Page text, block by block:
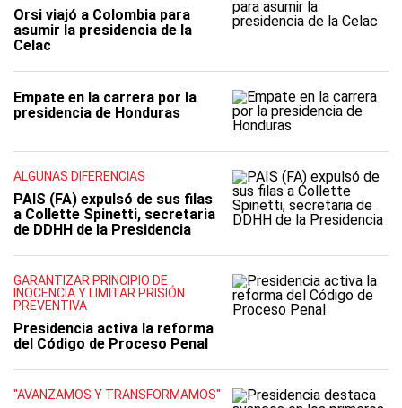
Orsi viajó a Colombia para
asumir la presidencia de la
Celac
Empate en la carrera por la
presidencia de Honduras
ALGUNAS DIFERENCIAS
PAIS (FA) expulsó de sus filas
a Collette Spinetti, secretaria
de DDHH de la Presidencia
GARANTIZAR PRINCIPIO DE
INOCENCIA Y LIMITAR PRISIÓN
PREVENTIVA
Presidencia activa la reforma
del Código de Proceso Penal
"AVANZAMOS Y TRANSFORMAMOS"